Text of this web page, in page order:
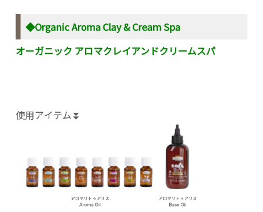
◆Organic Aroma Clay & Cream Spa
オーガニック アロマクレイアンドクリームスパ
使用アイテム⏬